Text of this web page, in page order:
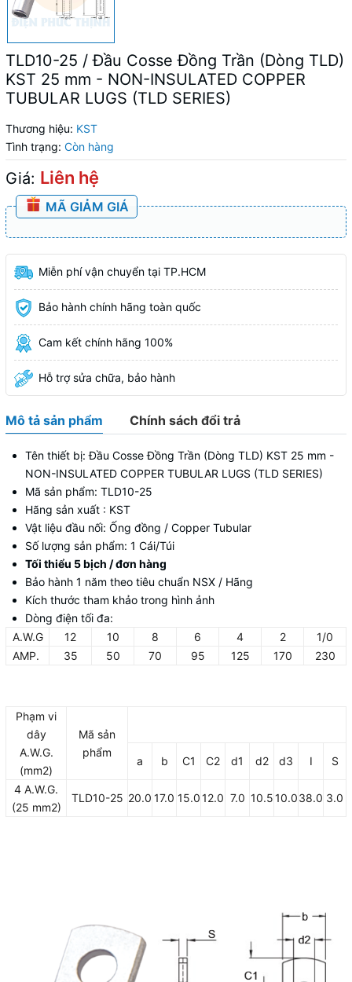
TLD10-25 / Đầu Cosse Đồng Trần (Dòng TLD)
KST 25 mm - NON-INSULATED COPPER
TUBULAR LUGS (TLD SERIES)
Thương hiệu: KST
Tình trạng: Còn hàng
Giá: Liên hệ
MÃ GIẢM GIÁ
Miễn phí vận chuyển tại TP.HCM
Bảo hành chính hãng toàn quốc
Cam kết chính hãng 100%
Hỗ trợ sửa chữa, bảo hành
Mô tả sản phẩm Chính sách đổi trả
Tên thiết bị: Đầu Cosse Đồng Trần (Dòng TLD) KST 25 mm -
NON-INSULATED COPPER TUBULAR LUGS (TLD SERIES)
Mã sản phẩm: TLD10-25
Hãng sản xuất : KST
Vật liệu đầu nối: Ống đồng / Copper Tubular
Số lượng sản phẩm: 1 Cái/Túi
Tối thiểu 5 bịch / đơn hàng
Bảo hành 1 năm theo tiêu chuẩn NSX / Hãng
Kích thước tham khảo trong hình ảnh
Dòng điện tối đa:
A.W.G
12 10 8 6 4 2
1/0
AMP.
35 50 70 95 125 170 230
Phạm vi
dây
A.W.G.
(mm2)
Mã sản
phẩm
a b C1 C2 d1 d2 d3 I S
4 A.W.G.
(25 mm2)
TLD10-25 20.0 17.0 15.012.0 7.0 10.510.038.0 3.0